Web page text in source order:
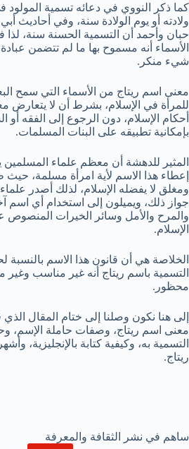
كما ذكر النووي في دعائه تسمية المولود
ولادته أو يوم الولادة سنة، وفي أحاديث
حبان وأحمد أن التسمية الحسنة سنة،
الأسماء أنه مسموح بها ما لم تتضمن عبادة
شيء منكر.
معنى اسم ريتاج من الأسماء التي سمح
للمرأة في الإسلام، بشرط أن لا يتعارض
أحكام الإسلام، دون الرجوع إلى الفقه أو
بإمكانية تطبيقه على البنات المسلمات.
المثير للدهشة أن معظم علماء المسلمين
إعطاء هذا الاسم لأية امرأة مسلمة،
ومغلق لا يفضله الإسلام، لذلك أصدر
جواز ذلك، ويميلون إلى استخدام أي اسم
والمرح والأمل وسائر الخيرات المنصوص
الإسلام.
الخلاصة هي أن قانون هذا الاسم بالنسبة
التسمية باسم ريتاج أنه غير مناسب وغير
محظور.
إلى هنا نكون وصلنا إلى ختام المقال
معنى اسم ريتاج، وصفات حاملة الإسم،
التسمية به، وكيفية كتابة بالإنجليزية،
ريتاج.
ساهم في نشر الثقافة والمعرفة